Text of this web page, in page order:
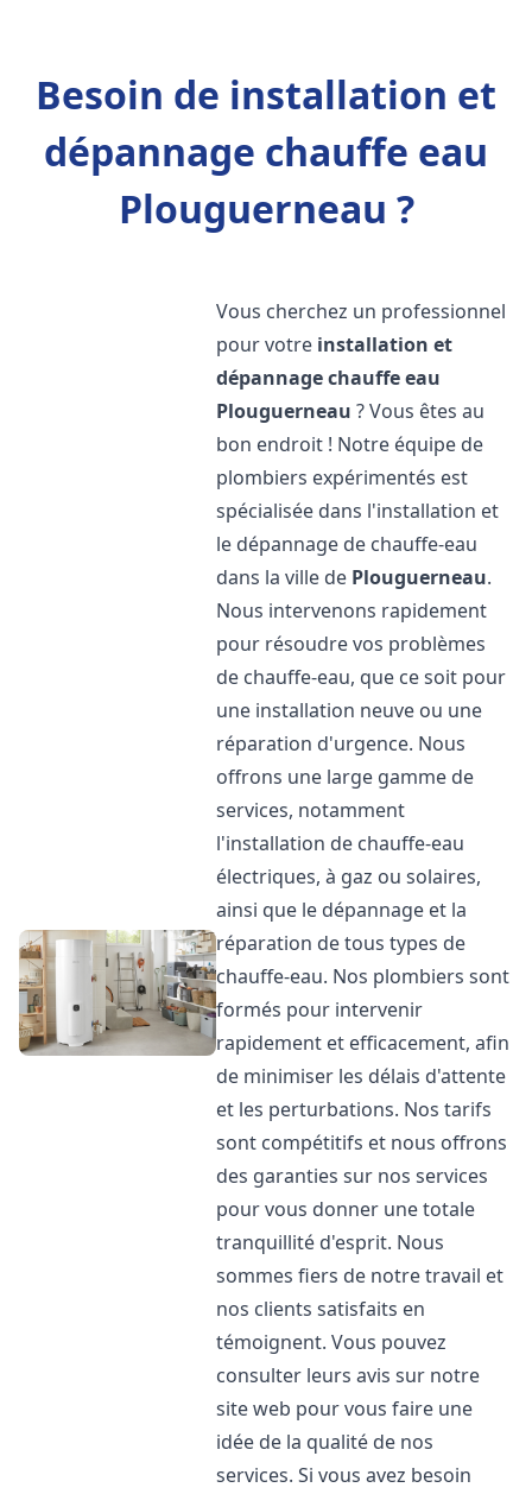
Besoin de installation et
dépannage chauffe eau
Plouguerneau ?
Vous cherchez un professionnel
pour votre installation et
dépannage chauffe eau
Plouguerneau ? Vous êtes au
bon endroit ! Notre équipe de
plombiers expérimentés est
spécialisée dans l'installation et
le dépannage de chauffe-eau
dans la ville de Plouguerneau.
Nous intervenons rapidement
pour résoudre vos problèmes
de chauffe-eau, que ce soit pour
une installation neuve ou une
réparation d'urgence. Nous
offrons une large gamme de
services, notamment
l'installation de chauffe-eau
électriques, à gaz ou solaires,
ainsi que le dépannage et la
réparation de tous types de
chauffe-eau. Nos plombiers sont
formés pour intervenir
rapidement et efficacement, afin
de minimiser les délais d'attente
et les perturbations. Nos tarifs
sont compétitifs et nous offrons
des garanties sur nos services
pour vous donner une totale
tranquillité d'esprit. Nous
sommes fiers de notre travail et
nos clients satisfaits en
témoignent. Vous pouvez
consulter leurs avis sur notre
site web pour vous faire une
idée de la qualité de nos
services. Si vous avez besoin